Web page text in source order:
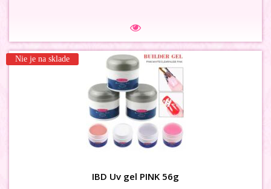
3D MAŠLIČKY zamat marhulové
Nie je na sklade
IBD Uv gel PINK 56g